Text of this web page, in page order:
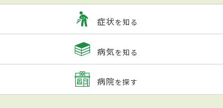
症状を知る
病気を知る
病院を探す